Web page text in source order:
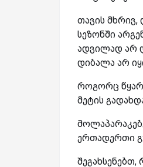
თავის მხრივ,
სეზონში
ადვილად არ
დიბალა არ
როგორც
მეტის
ერთადერთი